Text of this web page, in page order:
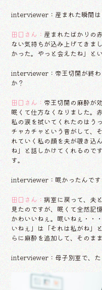
interviewer：産まれた瞬間は
田口さん： 産まれたばかりの
ない気持ちが込み上げてきま
かった。やっと会えたね」と
interviewer：帝王切開が終わ
か？
田口さん： 帝王切開の麻酔が
眠くて仕方なくなりました。
私の涙を拭いてくれたのはう
チャカチャという音がして、
れていく私の顔を夫が覗き込
ね」と話しかけてくれるので
す。
interviewer：眠かったんです
田口さん：病室に戻って、夫
見たのですが、眠くて全然記
かわいいねぇ。眠いねぇ・・
いねぇ」は「それは私がね」
らに麻酔を追加して、そのま
interviewer：母子別室で、た